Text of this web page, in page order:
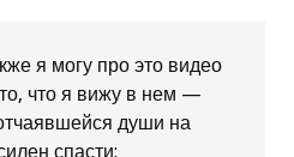
я могу про это видео
что я вижу в нем —
души на
спасти: